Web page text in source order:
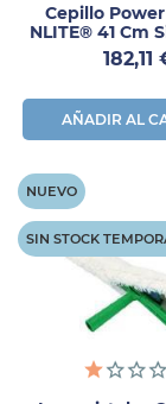
Cepillo Power
NLITE® 41 Cm
Precio
182,11
AÑADIR AL
NUEVO
SIN STOCK